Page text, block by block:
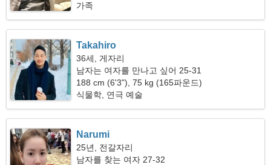
가족
Takahiro
36세, 게자리
남자는 여자를 만나고 싶어 25-31
188 cm (6'3"), 75 kg (165파운드)
식물학, 연극 예술
Narumi
25년, 전갈자리
남자를 찾는 여자 27-32